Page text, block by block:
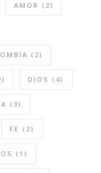
AMOR (2)
(2)
DIOS (4)
(3)
FE (2)
(1)